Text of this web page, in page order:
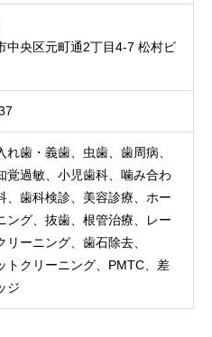
中央区元町通2丁目4-7 松村ビ
れ歯・義歯、虫歯、歯周病、
覚過敏、小児歯科、噛み合わ
、歯科検診、美容診療、ホー
ング、抜歯、根管治療、レー
リーニング、歯石除去、
トクリーニング、PMTC、差
ジ